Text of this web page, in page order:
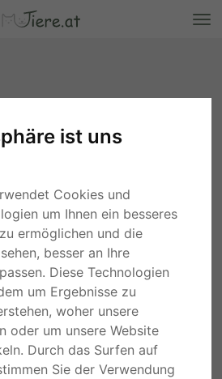
ist uns
Cookies und
um Ihnen ein besseres
ermöglichen und die
besser an Ihre
Diese Technologien
um Ergebnisse zu
woher unsere
oder um unsere Website
Durch das Surfen auf
Sie der Verwendung